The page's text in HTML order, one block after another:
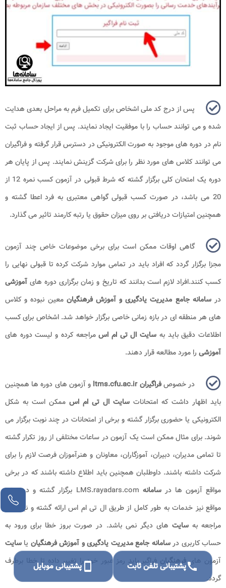
پس از درج کد ملی اشخاص برای تکمیل فرم به مراحل بعدی هدایت
شده و می توانند حساب را با موفقیت ایجاد نمایند. پس از ایجاد حساب ثبت
نام در دوره های موجود به صورت الکترونیکی در دسترس قرار گرفته و فراگیران
می توانند کلاس های مورد نظر را برای شرکت گزینش نمایند. پس از پایان هر
دوره یک امتحان کلی برگزار گشته که شرط قبولی در آزمون کسب نمره 12 از
20 می باشد، در صورت کسب قبولی گواهی معتبری به فرد اعطا گشته و
همچنین امتیازات دریافتی بر روی میزان حقوق یا رتبه کارمند تاثیر می گذارد.
گاهی اوقات ممکن است برای برخی موضوعات خاص چند آزمون
مجزا برگزار گردد که افراد باید در تمامی موارد شرکت کرده تا قبولی نهایی را
کسب کنند.افراد لازم است بدانند که تاریخ و زمان برگزاری دوره های آموزشی
درسامانه جامع مدیریت یادگیری و آموزش فرهنگیان معین نبوده و کلاس
های هر منطقه ای در بازه زمانی خاصی برگزار خواهد شد. اشخاص برای کسب
اطلاعات دقیق باید به سایت ال تی ام اسمراجعه کرده و لیست دوره های
آموزشی را مورد مطالعه قرار دهند.
در خصوصفراگیران ltms.cfu.ac.ir
و آزمون های دوره ها همچنین
باید اظهار داشت که امتحانات سایت ال تی ام اس ممکن است به شکل
الکترونیکی یا حضوری برگزار گشته و برخی از امتحانات در چند نوبت برگزار می
شوند. برای مثال ممکن است یک آزمون در ساعات مختلفی از روز تکرار گشته
تا تمامی مدیران، دبیران، آموزگاران، معاونان و هنرآموزان فرصت لازم را برای
شرکت داشته باشند. داوطلبان همچنین باید اطلاع داشته باشند که در برخی
مواقع آزمون ها درسامانه
LMS.rayadars.com برگزار گشته و در برخی
مواقع نیز خدمات به طور کامل از طریق ال تی ام اس ارائه گشته و نیازی به
مراجعه بهسایت های دیگر نمی باشد. در صورت بروز خطا برای ورود به
حساب کاربری درسامانه جامع مدیریت یادگیری و آموزش فرهنگیان یا سایت
آزمون های فرهنگیانفراگیر باید رمز عبور خود را تغییر داده تا خطا برطرف
گردد.
callپشتیبانی تلفن ثابت smartphoneپشتیبانی موبایل